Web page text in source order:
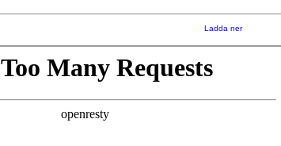
Ladda ner